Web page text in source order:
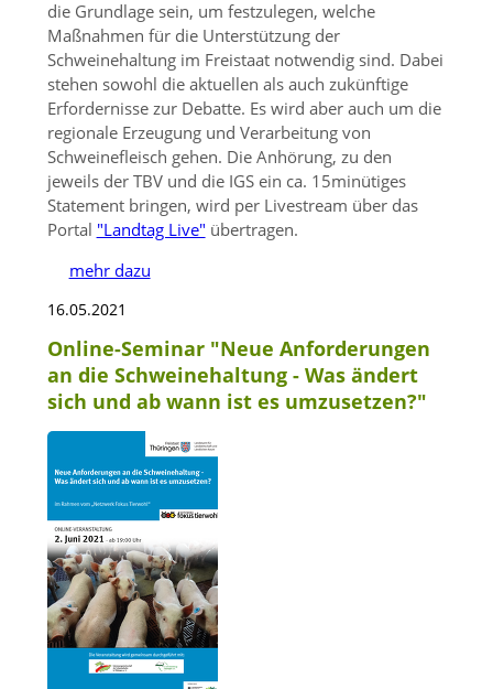
die Grundlage sein, um festzulegen, welche
Maßnahmen für die Unterstützung der
Schweinehaltung im Freistaat notwendig sind. Dabei
stehen sowohl die aktuellen als auch zukünftige
Erfordernisse zur Debatte. Es wird aber auch um die
regionale Erzeugung und Verarbeitung von
Schweinefleisch gehen. Die Anhörung, zu den
jeweils der TBV und die IGS ein ca. 15minütiges
Statement bringen, wird per Livestream über das
Portal "Landtag Live" übertragen.
mehr dazu
16.05.2021
Online-Seminar "Neue Anforderungen
an die Schweinehaltung - Was ändert
sich und ab wann ist es umzusetzen?"